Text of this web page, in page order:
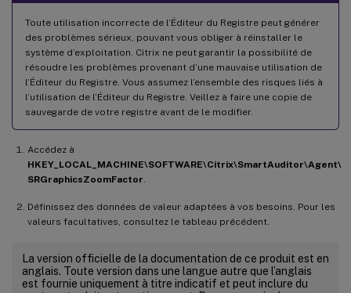
Toute utilisation incorrecte de l’Éditeur du Registre peut générer
des problèmes sérieux, pouvant vous obliger à réinstaller le
système d’exploitation. Citrix ne peut garantir la possibilité de
résoudre les problèmes provenant d’une mauvaise utilisation de
l’Éditeur du Registre. Vous assumez l’ensemble des risques liés à
l’utilisation de l’Éditeur du Registre. Veillez à faire une copie de
sauvegarde de votre registre avant de le modifier.
Accédez à
HKEY_LOCAL_MACHINE\SOFTWARE\Citrix\SmartAuditor\Agent\
SRGraphicsZoomFactor
Définissez des données de valeur adaptées à vos besoins. Pour les
valeurs facultatives, consultez le tableau précédent.
La version officielle de la documentation de ce produit est en
anglais. Toute version dans une langue autre que l’anglais
est fournie uniquement à titre indicatif et peut inclure du